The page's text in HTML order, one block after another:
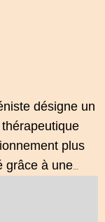
désigne un
plus
grâce à une